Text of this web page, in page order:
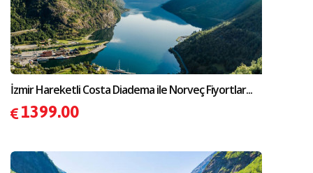
İzmir Hareketli Costa Diadema ile Norveç Fiyortlar...
1399.00